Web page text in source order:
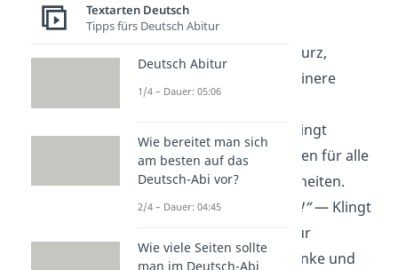
Wirkung
— Recht kurz,
angemessen für kleinere
— Klingt
förmlich, angemessen für alle
möglichen Gelegenheiten.
„Vielen lieben Dank!“— Klingt
vertraut, passend für
persönliche Geschenke und
Textarten Deutsch
Tipps fürs Deutsch Abitur
Deutsch Abitur
1/4 – Dauer: 05:06
Wie bereitet man sich
am besten auf das
Deutsch-Abi vor?
2/4 – Dauer: 04:45
Wie viele Seiten sollte
man im Deutsch-Abi